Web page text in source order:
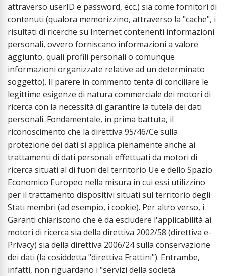
attraverso userID e password, ecc.) sia come fornitori di
contenuti (qualora memorizzino, attraverso la "cache", i
risultati di ricerche su Internet contenenti informazioni
personali, ovvero forniscano informazioni a valore
aggiunto, quali profili personali o comunque
informazioni organizzate relative ad un determinato
soggetto). Il parere in commento tenta di conciliare le
legittime esigenze di natura commerciale dei motori di
ricerca con la necessità di garantire la tutela dei dati
personali. Fondamentale, in prima battuta, il
riconoscimento che la direttiva 95/46/Ce sulla
protezione dei dati si applica pienamente anche ai
trattamenti di dati personali effettuati da motori di
ricerca situati al di fuori del territorio Ue e dello Spazio
Economico Europeo nella misura in cui essi utilizzino
per il trattamento dispositivi situati sul territorio degli
Stati membri (ad esempio, i cookie). Per altro verso, i
Garanti chiariscono che è da escludere l'applicabilità ai
motori di ricerca sia della direttiva 2002/58 (direttiva e-
Privacy) sia della direttiva 2006/24 sulla conservazione
dei dati (la cosiddetta "direttiva Frattini"). Entrambe,
infatti, non riguardano i "servizi della società